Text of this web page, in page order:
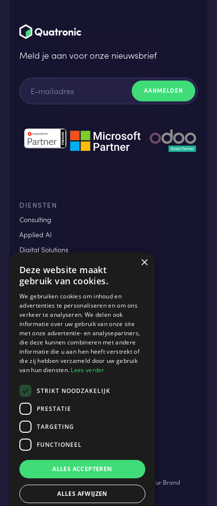
Meld je aan voor onze nieuwsbrief
DIENSTEN
Consulting
Applied AI
Digital Solutions
Data & Analytics
MEER
Blog
Cases
Events
Werken bij
Contact
ADRES
B.2 Amsterdam
John M. Keynesplein 12
1066 EP Amsterdam
Market Your Brand
×
Deze website maakt
gebruik van cookies.
We gebruiken cookies om inhoud en
advertenties te personaliseren en om ons
verkeer te analyseren. We delen ook
informatie over uw gebruik van onze site
met onze advertentie- en analysepartners,
die deze kunnen combineren met andere
informatie die u aan hen heeft verstrekt of
die zij hebben verzameld door uw gebruik
van hun diensten. Lees verder
STRIKT NOODZAKELIJK
PRESTATIE
TARGETING
FUNCTIONEEL
ALLES ACCEPTEREN
ALLES AFWIJZEN